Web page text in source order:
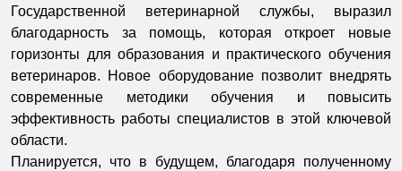
Государственной ветеринарной службы, выразил
благодарность за помощь, которая откроет новые
горизонты для образования и практического обучения
ветеринаров. Новое оборудование позволит внедрять
современные методики обучения и повысить
эффективность работы специалистов в этой ключевой
области.
Планируется, что в будущем, благодаря полученному